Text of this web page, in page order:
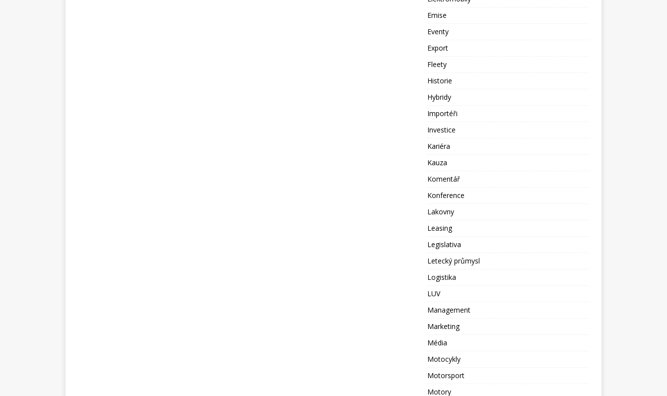
Emise
Eventy
Export
Fleety
Historie
Hybridy
Importéři
Investice
Kariéra
Kauza
Komentář
Konference
Lakovny
Leasing
Legislativa
Letecký průmysl
Logistika
LUV
Management
Marketing
Média
Motocykly
Motorsport
Motory